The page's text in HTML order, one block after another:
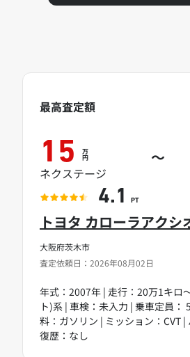
大阪府茨木市
査定依頼日：2026年08月02日
トヨタ カローラアクシ
年式：2007年 | 走行：20万1キロ
ト)系 | 車検：未入力 | 乗車定員：
料：ガソリン | ミッション：CVT |
復歴：なし
最高査定額
15 万
円 ～
ネクステージ
4.1 PT